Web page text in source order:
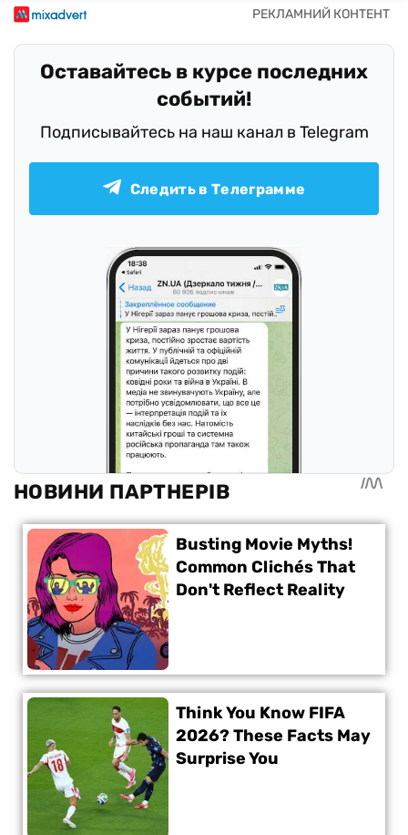
Оставайтесь в курсе последних
событий!
Подписывайтесь на наш канал в Telegram
Следить в Телеграмме